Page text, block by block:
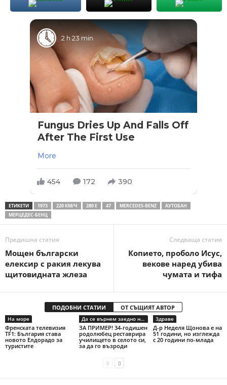
2 h 23 min
Fungus Dries Up And Falls Off
After The First Use
More
454 172 390
ЕТИКЕТИ 1973 220 КМ/Ч 280 Е 47 MЕRСЕDЕS-BЕNZ
АУТОБАН
МЕРЦЕДЕС-БЕНЦ
Предишна статия
Мощен български
елексир с ракия лекува
щитовидната жлеза
Следваща статия
Копието, проболо Исус,
векове наред убива
чумата и тифа
ПОДОБНИ СТАТИИ ОТ СЪЩИЯТ АВТОР
На море
Френската телевизия
TF1: България става
новото Елдорадо за
туристите
Да се върнем заедно на село
ЗА ПРИМЕР! 34-годишен
родолюбец реставрира
училището в селото си,
за да го възроди
Здраве
Д-р Неделя Щонова е на
51 години, но изглежда
с 20 години по-млада